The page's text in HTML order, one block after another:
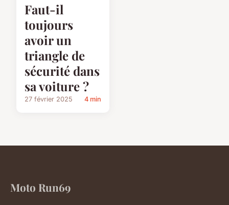
Faut-il
toujours
avoir un
triangle de
sécurité dans
sa voiture ?
27 février 2025 4 min
Moto Run69